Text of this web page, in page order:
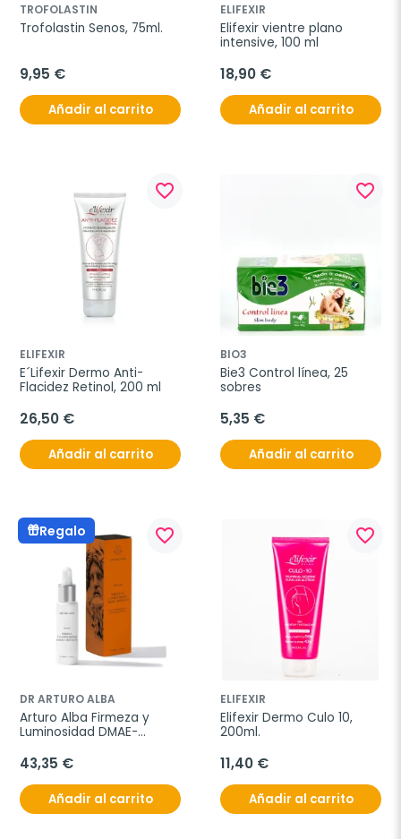
TROFOLASTIN
Trofolastin Senos, 75ml.
9,95 €
Añadir al carrito
ELIFEXIR
Elifexir vientre plano
intensive, 100 ml
18,90 €
Añadir al carrito
favorite_border
ELIFEXIR
E´Lifexir Dermo Anti-
Flacidez Retinol, 200 ml
26,50 €
Añadir al carrito
favorite_border
BIO3
Bie3 Control línea, 25
sobres
5,35 €
Añadir al carrito
Regalo favorite_border
DR ARTURO ALBA
Arturo Alba Firmeza y
Luminosidad DMAE-
43,35 €
Añadir al carrito
favorite_border
ELIFEXIR
Elifexir Dermo Culo 10,
200ml.
11,40 €
Añadir al carrito